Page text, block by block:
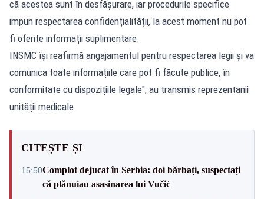
că acestea sunt în desfășurare, iar procedurile specifice
impun respectarea confidențialității, la acest moment nu pot
fi oferite informații suplimentare.
INSMC își reafirmă angajamentul pentru respectarea legii și va
comunica toate informațiile care pot fi făcute publice, în
conformitate cu dispozițiile legale", au transmis reprezentanii
unității medicale.
CITEȘTE ȘI
15:50Complot dejucat în Serbia: doi bărbați, suspectați
că plănuiau asasinarea lui Vučić